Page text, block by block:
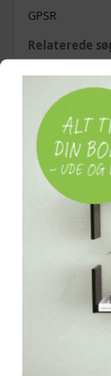
GPSR
Relaterede
duo
gardiner
OFTE